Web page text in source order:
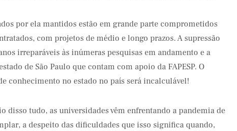
por ela mantidos estão em grande parte comprometidos
com projetos de médio e longo prazos. A supressão
irreparáveis às inúmeras pesquisas em andamento e a
de São Paulo que contam com apoio da FAPESP. O
conhecimento no estado no país será incalculável!
disso tudo, as universidades vêm enfrentando a pandemia de
a despeito das dificuldades que isso significa quando,